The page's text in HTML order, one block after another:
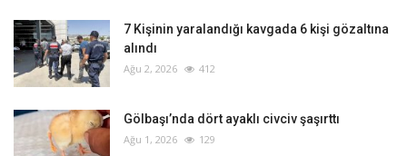
‎7 Kişinin yaralandığı kavgada 6 kişi gözaltına
alındı
Ağu 2, 2026 412
Gölbaşı’nda dört ayaklı civciv şaşırttı
Ağu 1, 2026 129